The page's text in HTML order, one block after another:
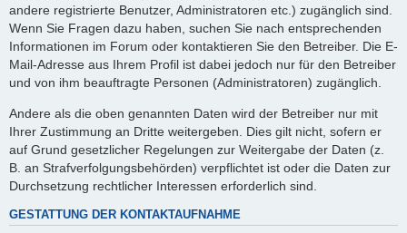
andere registrierte Benutzer, Administratoren etc.) zugänglich sind.
Wenn Sie Fragen dazu haben, suchen Sie nach entsprechenden
Informationen im Forum oder kontaktieren Sie den Betreiber. Die E-
Mail-Adresse aus Ihrem Profil ist dabei jedoch nur für den Betreiber
und von ihm beauftragte Personen (Administratoren) zugänglich.
Andere als die oben genannten Daten wird der Betreiber nur mit
Ihrer Zustimmung an Dritte weitergeben. Dies gilt nicht, sofern er
auf Grund gesetzlicher Regelungen zur Weitergabe der Daten (z.
B. an Strafverfolgungsbehörden) verpflichtet ist oder die Daten zur
Durchsetzung rechtlicher Interessen erforderlich sind.
GESTATTUNG DER KONTAKTAUFNAHME